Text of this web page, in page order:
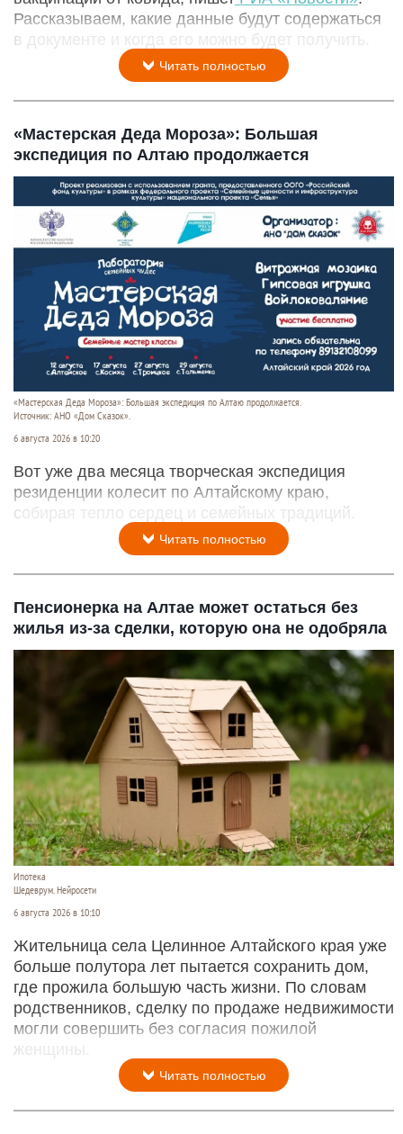
Рассказываем, какие данные будут содержаться
в документе и когда его можно будет получить.
Читать полностью
«Мастерская Деда Мороза»: Большая
экспедиция по Алтаю продолжается
«Мастерская Деда Мороза»: Большая экспедиция по Алтаю продолжается.
Источник: АНО «Дом Сказок».
6 августа 2026 в 10:20
Вот уже два месяца творческая экспедиция
резиденции колесит по Алтайскому краю,
собирая тепло сердец и семейных традиций.
Читать полностью
Пенсионерка на Алтае может остаться без
жилья из-за сделки, которую она не одобряла
Ипотека
Шедеврум. Нейросети
6 августа 2026 в 10:10
Жительница села Целинное Алтайского края уже
больше полутора лет пытается сохранить дом,
где прожила большую часть жизни. По словам
родственников, сделку по продаже недвижимости
могли совершить без согласия пожилой
женщины.
Читать полностью